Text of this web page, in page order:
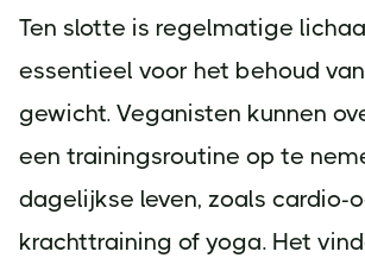
Ten slotte is regelmatige
essentieel voor het behoud
gewicht. Veganisten kunnen
een trainingsroutine op te
dagelijkse leven, zoals cardio-
krachttraining of yoga. Het